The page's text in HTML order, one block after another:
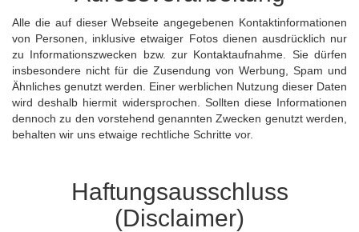
Alle die auf dieser Webseite angegebenen Kontaktinformationen
von Personen, inklusive etwaiger Fotos dienen ausdrücklich nur
zu Informationszwecken bzw. zur Kontaktaufnahme. Sie dürfen
insbesondere nicht für die Zusendung von Werbung, Spam und
Ähnliches genutzt werden. Einer werblichen Nutzung dieser Daten
wird deshalb hiermit widersprochen. Sollten diese Informationen
dennoch zu den vorstehend genannten Zwecken genutzt werden,
behalten wir uns etwaige rechtliche Schritte vor.
Haftungsausschluss
(Disclaimer)